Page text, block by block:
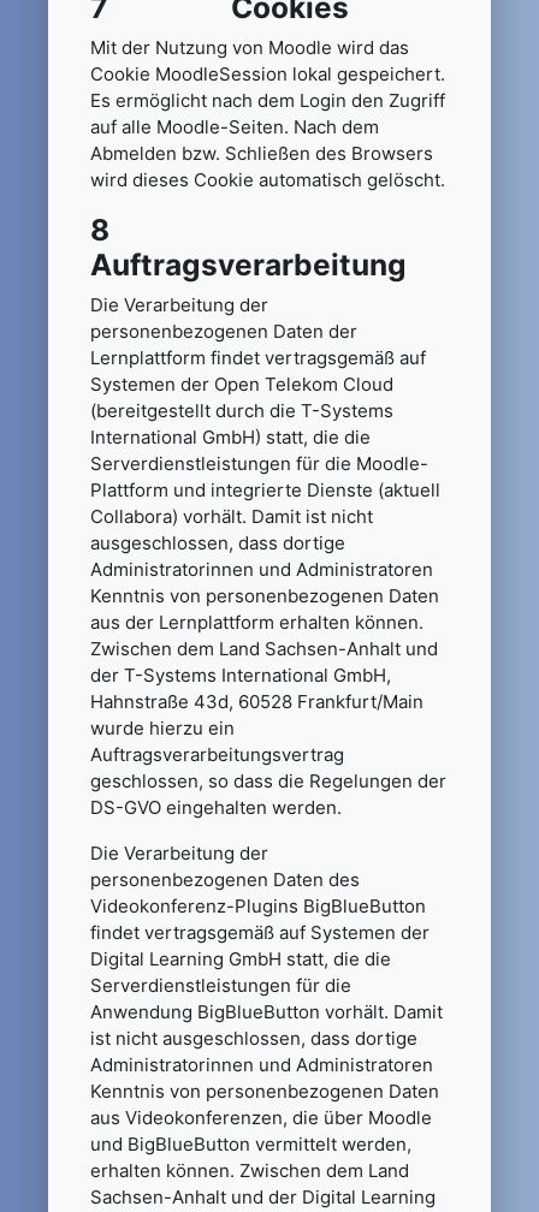
7 Cookies
Mit der Nutzung von Moodle wird das
Cookie MoodleSession lokal gespeichert.
Es ermöglicht nach dem Login den Zugriff
auf alle Moodle-Seiten. Nach dem
Abmelden bzw. Schließen des Browsers
wird dieses Cookie automatisch gelöscht.
8
Auftragsverarbeitung
Die Verarbeitung der
personenbezogenen Daten der
Lernplattform findet vertragsgemäß auf
Systemen der Open Telekom Cloud
(bereitgestellt durch die T-Systems
International GmbH) statt, die die
Serverdienstleistungen für die Moodle-
Plattform und integrierte Dienste (aktuell
Collabora) vorhält. Damit ist nicht
ausgeschlossen, dass dortige
Administratorinnen und Administratoren
Kenntnis von personenbezogenen Daten
aus der Lernplattform erhalten können.
Zwischen dem Land Sachsen-Anhalt und
der T-Systems International GmbH,
Hahnstraße 43d, 60528 Frankfurt/Main
wurde hierzu ein
Auftragsverarbeitungsvertrag
geschlossen, so dass die Regelungen der
DS-GVO eingehalten werden.
Die Verarbeitung der
personenbezogenen Daten des
Videokonferenz-Plugins BigBlueButton
findet vertragsgemäß auf Systemen der
Digital Learning GmbH statt, die die
Serverdienstleistungen für die
Anwendung BigBlueButton vorhält. Damit
ist nicht ausgeschlossen, dass dortige
Administratorinnen und Administratoren
Kenntnis von personenbezogenen Daten
aus Videokonferenzen, die über Moodle
und BigBlueButton vermittelt werden,
erhalten können. Zwischen dem Land
Sachsen-Anhalt und der Digital Learning